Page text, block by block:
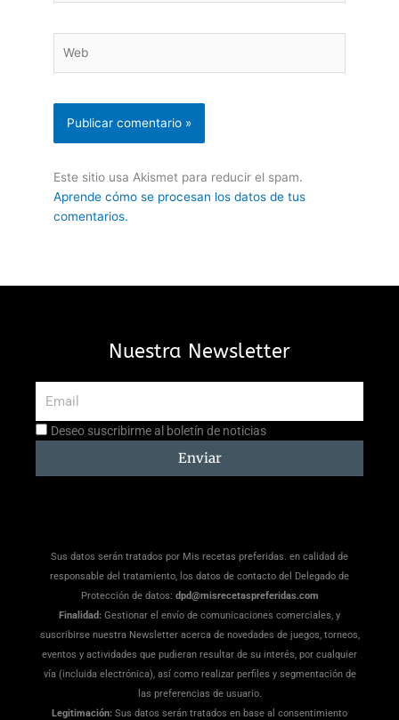
Este sitio usa Akismet para reducir el spam.
Aprende cómo se procesan los datos de tus
comentarios.
Nuestra Newsletter
Aceptación
Deseo suscribirme al boletín de noticias
Enviar
Sus datos serán tratados por Mis recetas preferidas. en calidad de
responsable del tratamiento, los datos de contacto del Delegado de
Protección de datos: dpd@misrecetaspreferidas.com
Finalidad: Gestionar el envío de comunicaciones comerciales, y
suscribirse nuestra Newsletter acerca de novedades de juegos, torneos,
eventos y actividades que pudieran resultar de su interés, por cualquier
vía (incluida electrónica), así como realizar perfiles y segmentación de
las preferencias de usuario.
Legitimación: Sus datos serán tratados en base al consentimiento